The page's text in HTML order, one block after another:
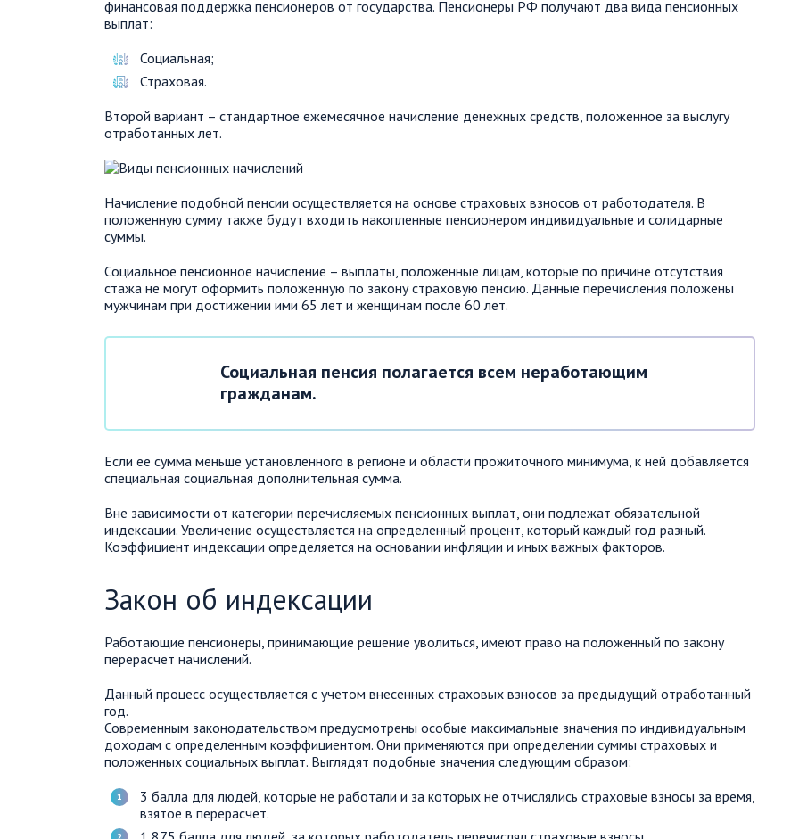
финансовая поддержка пенсионеров от государства. Пенсионеры РФ получают два вида пенсионных
выплат:
Социальная;
Страховая.
Второй вариант – стандартное ежемесячное начисление денежных средств, положенное за выслугу
отработанных лет.
Начисление подобной пенсии осуществляется на основе страховых взносов от работодателя. В
положенную сумму также будут входить накопленные пенсионером индивидуальные и солидарные
суммы.
Социальное пенсионное начисление – выплаты, положенные лицам, которые по причине отсутствия
стажа не могут оформить положенную по закону страховую пенсию. Данные перечисления положены
мужчинам при достижении ими 65 лет и женщинам после 60 лет.
Социальная пенсия полагается всем неработающим
гражданам.
Если ее сумма меньше установленного в регионе и области прожиточного минимума, к ней добавляется
специальная социальная дополнительная сумма.
Вне зависимости от категории перечисляемых пенсионных выплат, они подлежат обязательной
индексации. Увеличение осуществляется на определенный процент, который каждый год разный.
Коэффициент индексации определяется на основании инфляции и иных важных факторов.
Закон об индексации
Работающие пенсионеры, принимающие решение уволиться, имеют право на положенный по закону
перерасчет начислений.
Данный процесс осуществляется с учетом внесенных страховых взносов за предыдущий отработанный
год.
Современным законодательством предусмотрены особые максимальные значения по индивидуальным
доходам с определенным коэффициентом. Они применяются при определении суммы страховых и
положенных социальных выплат. Выглядят подобные значения следующим образом:
3 балла для людей, которые не работали и за которых не отчислялись страховые взносы за время,
взятое в перерасчет.